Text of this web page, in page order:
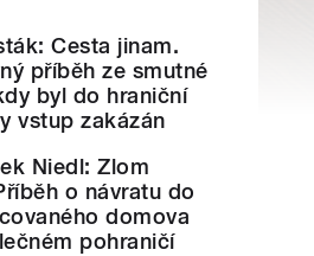
Cesta jinam.
příběh ze smutné
byl do hraniční
vstup zakázán
Niedl: Zlom
o návratu do
domova
pohraničí